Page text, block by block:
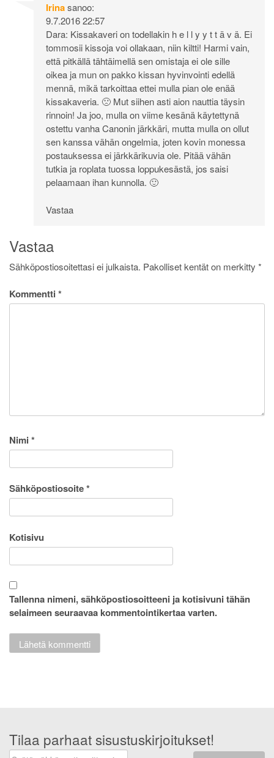
Irinasanoo:
9.7.2016 22:57
Dara: Kissakaveri on todellakin h e l l y y t t ä v ä. Ei
tommosii kissoja voi ollakaan, niin kiltti! Harmi vain,
että pitkällä tähtäimellä sen omistaja ei ole sille
oikea ja mun on pakko kissan hyvinvointi edellä
mennä, mikä tarkoittaa ettei mulla pian ole enää
kissakaveria. 🙁 Mut siihen asti aion nauttia täysin
rinnoin! Ja joo, mulla on viime kesänä käytettynä
ostettu vanha Canonin järkkäri, mutta mulla on ollut
sen kanssa vähän ongelmia, joten kovin monessa
postauksessa ei järkkärikuvia ole. Pitää vähän
tutkia ja roplata tuossa loppukesästä, jos saisi
pelaamaan ihan kunnolla. 🙂
Vastaa
Vastaa
Sähköpostiosoitettasi ei julkaista. Pakolliset kentät on merkitty *
Kommentti *
Nimi *
Sähköpostiosoite*
Kotisivu
Tallenna nimeni, sähköpostiosoitteeni ja kotisivuni tähän
selaimeen seuraavaa kommentointikertaa varten.
Tilaa parhaat sisustuskirjoitukset!